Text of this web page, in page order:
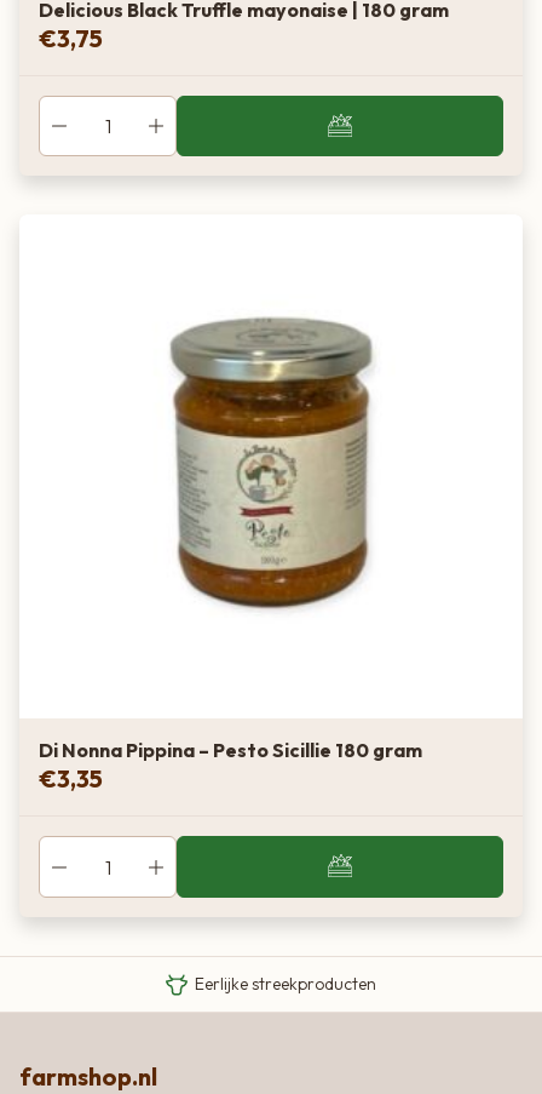
Delicious Black Truffle mayonaise | 180 gram
€3,75
Di Nonna Pippina – Pesto Sicillie 180 gram
€3,35
Eigen Limousin runderen
Eerlijke streekproducten
farmshop.nl